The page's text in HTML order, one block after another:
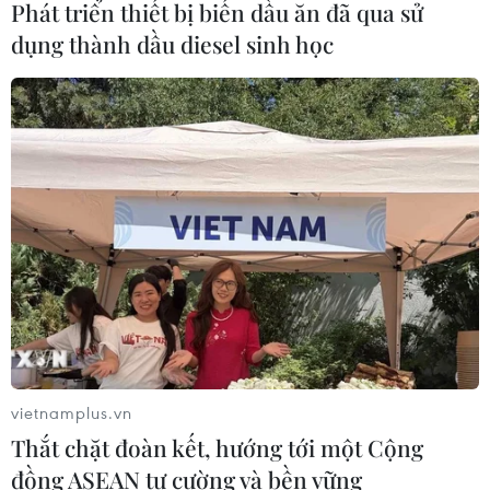
Xem thêm
CƠ QUAN CHỦ QUẢN: THÔNG TẤN XÃ VIỆT NAM
Tổng Biên tập: TRẦN TIẾN DUẨN
Phó Tổng Biên tập: NGUYỄN THỊ TÁM, KHÚC THANH
THỦY
Sở hữu trí tuệ
Quy định sử dụng
RSS
Hỗ trợ
Ngôn ngữ
Dịch vụ tin
Quảng cáo
Phát triển thiết bị biến dầu ăn đã qua sử
dụng thành dầu diesel sinh học
vietnamplus.vn
Thắt chặt đoàn kết, hướng tới một Cộng
đồng ASEAN tự cường và bền vững